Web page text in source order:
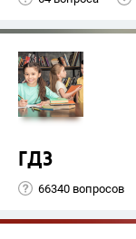
ГДЗ
66340 вопросов